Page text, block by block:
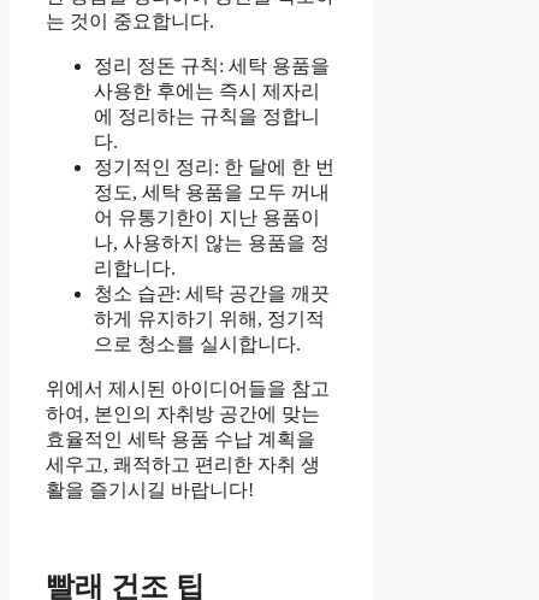
는 것이 중요합니다.
정리 정돈 규칙: 세탁 용품을
사용한 후에는 즉시 제자리
에 정리하는 규칙을 정합니
다.
정기적인 정리: 한 달에 한 번
정도, 세탁 용품을 모두 꺼내
어 유통기한이 지난 용품이
나, 사용하지 않는 용품을 정
리합니다.
청소 습관: 세탁 공간을 깨끗
하게 유지하기 위해, 정기적
으로 청소를 실시합니다.
위에서 제시된 아이디어들을 참고
하여, 본인의 자취방 공간에 맞는
효율적인 세탁 용품 수납 계획을
세우고, 쾌적하고 편리한 자취 생
활을 즐기시길 바랍니다!
빨래 건조 팁